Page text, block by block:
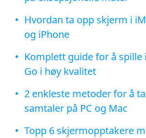
Hvordan ta opp skjerm i
og iPhone
Komplett guide for å spille
Go i høy kvalitet
2 enkleste metoder for å
samtaler på PC og Mac
Topp 6 skjermopptakere